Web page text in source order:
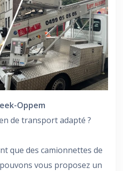
Oppem
de transport adapté ?
que des camionnettes de
vous proposez un